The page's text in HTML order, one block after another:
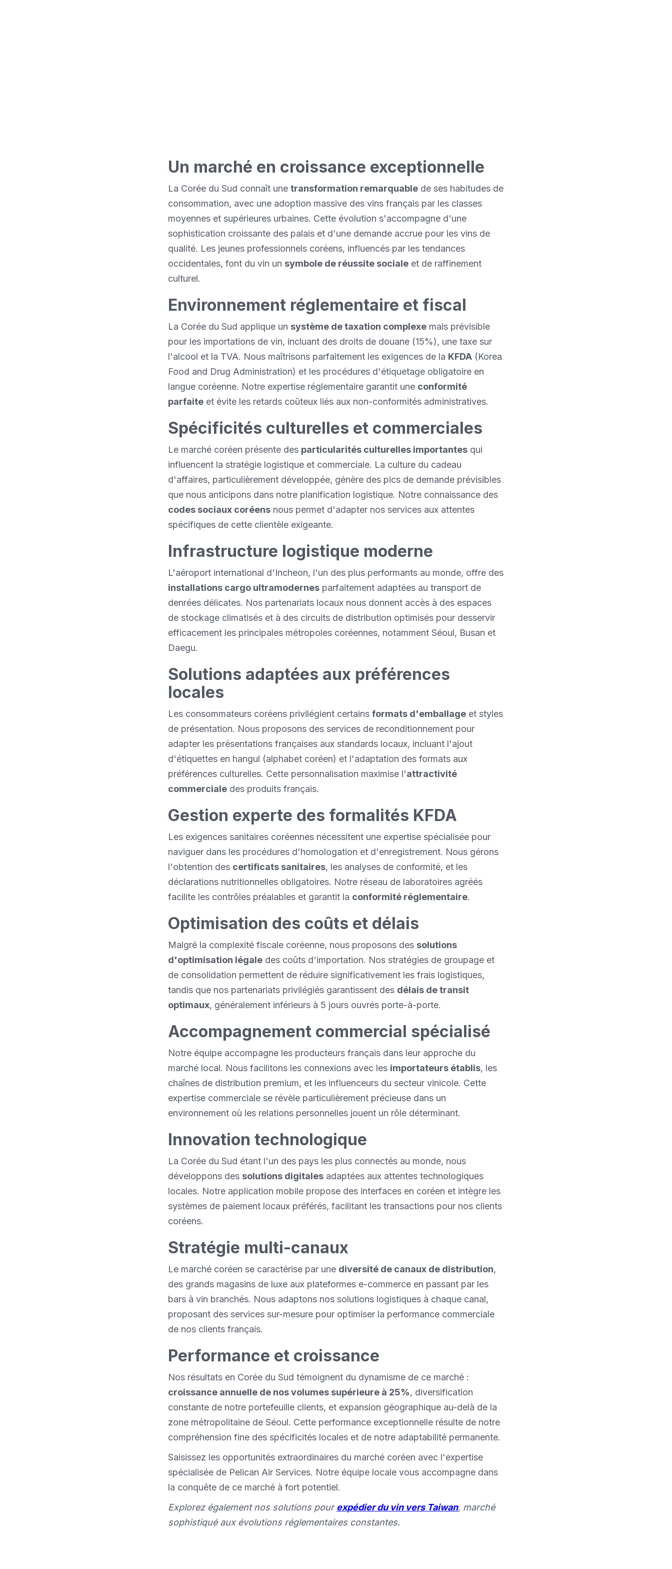
Un marché en croissance exceptionnelle
La Corée du Sud connaît une transformation remarquable de ses habitudes de
consommation, avec une adoption massive des vins français par les classes
moyennes et supérieures urbaines. Cette évolution s'accompagne d'une
sophistication croissante des palais et d'une demande accrue pour les vins de
qualité. Les jeunes professionnels coréens, influencés par les tendances
occidentales, font du vin un symbole de réussite sociale et de raffinement
culturel.
Environnement réglementaire et fiscal
La Corée du Sud applique un système de taxation complexe mais prévisible
pour les importations de vin, incluant des droits de douane (15%), une taxe sur
l'alcool et la TVA. Nous maîtrisons parfaitement les exigences de la KFDA (Korea
Food and Drug Administration) et les procédures d'étiquetage obligatoire en
langue coréenne. Notre expertise réglementaire garantit une conformité
parfaite et évite les retards coûteux liés aux non-conformités administratives.
Spécificités culturelles et commerciales
Le marché coréen présente des particularités culturelles importantes qui
influencent la stratégie logistique et commerciale. La culture du cadeau
d'affaires, particulièrement développée, génère des pics de demande prévisibles
que nous anticipons dans notre planification logistique. Notre connaissance des
codes sociaux coréens nous permet d'adapter nos services aux attentes
spécifiques de cette clientèle exigeante.
Infrastructure logistique moderne
L'aéroport international d'Incheon, l'un des plus performants au monde, offre des
installations cargo ultramodernes parfaitement adaptées au transport de
denrées délicates. Nos partenariats locaux nous donnent accès à des espaces
de stockage climatisés et à des circuits de distribution optimisés pour desservir
efficacement les principales métropoles coréennes, notamment Séoul, Busan et
Daegu.
Solutions adaptées aux préférences
locales
Les consommateurs coréens privilégient certains formats d'emballage et styles
de présentation. Nous proposons des services de reconditionnement pour
adapter les présentations françaises aux standards locaux, incluant l'ajout
d'étiquettes en hangul (alphabet coréen) et l'adaptation des formats aux
préférences culturelles. Cette personnalisation maximise l'attractivité
commerciale des produits français.
Gestion experte des formalités KFDA
Les exigences sanitaires coréennes nécessitent une expertise spécialisée pour
naviguer dans les procédures d'homologation et d'enregistrement. Nous gérons
l'obtention des certificats sanitaires, les analyses de conformité, et les
déclarations nutritionnelles obligatoires. Notre réseau de laboratoires agréés
facilite les contrôles préalables et garantit la conformité réglementaire.
Optimisation des coûts et délais
Malgré la complexité fiscale coréenne, nous proposons des solutions
d'optimisation légale des coûts d'importation. Nos stratégies de groupage et
de consolidation permettent de réduire significativement les frais logistiques,
tandis que nos partenariats privilégiés garantissent des délais de transit
optimaux, généralement inférieurs à 5 jours ouvrés porte-à-porte.
Accompagnement commercial spécialisé
Notre équipe accompagne les producteurs français dans leur approche du
marché local. Nous facilitons les connexions avec les importateurs établis, les
chaînes de distribution premium, et les influenceurs du secteur vinicole. Cette
expertise commerciale se révèle particulièrement précieuse dans un
environnement où les relations personnelles jouent un rôle déterminant.
Innovation technologique
La Corée du Sud étant l'un des pays les plus connectés au monde, nous
développons des solutions digitales adaptées aux attentes technologiques
locales. Notre application mobile propose des interfaces en coréen et intègre les
systèmes de paiement locaux préférés, facilitant les transactions pour nos clients
coréens.
Stratégie multi-canaux
Le marché coréen se caractérise par une diversité de canaux de distribution,
des grands magasins de luxe aux plateformes e-commerce en passant par les
bars à vin branchés. Nous adaptons nos solutions logistiques à chaque canal,
proposant des services sur-mesure pour optimiser la performance commerciale
de nos clients français.
Performance et croissance
Nos résultats en Corée du Sud témoignent du dynamisme de ce marché :
croissance annuelle de nos volumes supérieure à 25%, diversification
constante de notre portefeuille clients, et expansion géographique au-delà de la
zone métropolitaine de Séoul. Cette performance exceptionnelle résulte de notre
compréhension fine des spécificités locales et de notre adaptabilité permanente.
Saisissez les opportunités extraordinaires du marché coréen avec l'expertise
spécialisée de Pelican Air Services. Notre équipe locale vous accompagne dans
la conquête de ce marché à fort potentiel.
Explorez également nos solutions pourexpédier du vin vers Taiwan, marché
sophistiqué aux évolutions réglementaires constantes.